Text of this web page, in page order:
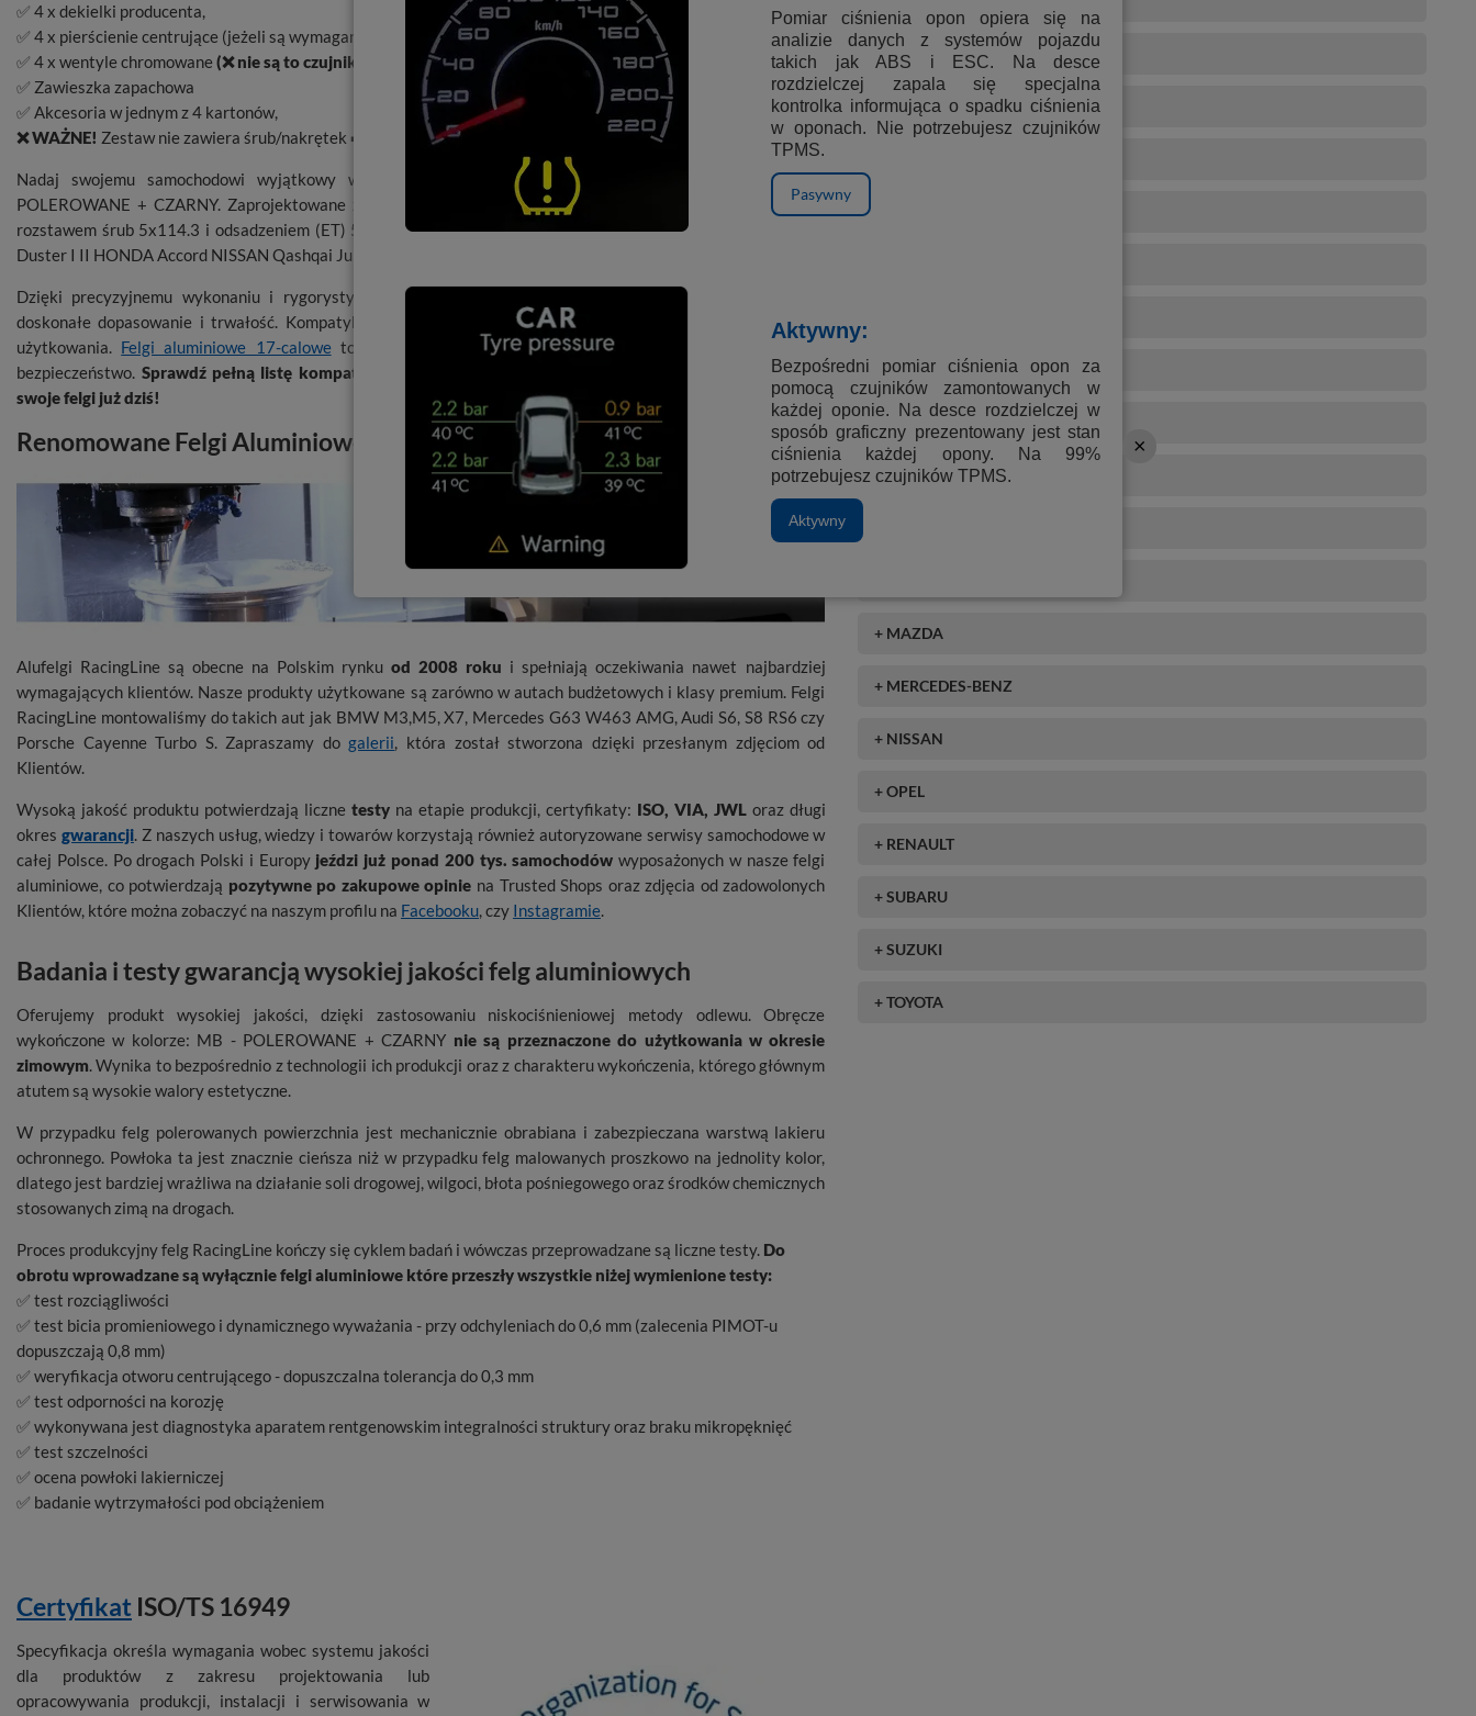
✅ 4 x dekielki producenta,
✅ 4 x pierścienie centrujące (jeżeli są wymagane),
✅ 4 x wentyle chromowane (❌ nie są to czujniki TPMS) ➡️czujniki TPMS
✅ Zawieszka zapachowa
✅ Akcesoria w jednym z 4 kartonów,
❌ WAŻNE! Zestaw nie zawiera śrub/nakrętek ➡️ akcesoria
Nadaj swojemu samochodowi wyjątkowy wygląd dzięki 17-calowym felgom B5409 w kolorze MB -
POLEROWANE + CZARNY. Zaprojektowane z myślą o perfekcyjnym dopasowaniu, felgi o szerokości 6.5", z
rozstawem śrub 5x114.3 i odsadzeniem (ET) 50 mm idealnie wkomponują się w takie modele jak m.in. DACIA
Duster I II HONDA Accord NISSAN Qashqai Juke Primastar.
Dzięki precyzyjnemu wykonaniu i rygorystycznym testom jakości, oferowane przez nas felgi zapewniają
doskonałe dopasowanie i trwałość. Kompatybilne z czujnikami TPMS, gwarantują bezpieczeństwo i wygodę
użytkowania. Felgi aluminiowe 17-caloweto idealny wybór dla kierowców ceniących sobie styl, jakość i
bezpieczeństwo. Sprawdź pełną listę kompatybilnych modeli w sekcji "Gwarancja dopasowania" i zamów
swoje felgi już dziś!
Renomowane Felgi Aluminiowe RacingLine
Alufelgi RacingLine są obecne na Polskim rynkuod 2008 roku i spełniają oczekiwania nawet najbardziej
wymagających klientów. Nasze produkty użytkowane są zarówno w autach budżetowych i klasy premium. Felgi
RacingLine montowaliśmy do takich aut jak BMW M3,M5, X7, Mercedes G63 W463 AMG, Audi S6, S8 RS6 czy
Porsche Cayenne Turbo S. Zapraszamy dogalerii, która został stworzona dzięki przesłanym zdjęciom od
Klientów.
Wysoką jakość produktu potwierdzają liczne testyna etapie produkcji, certyfikaty: ISO, VIA, JWLoraz długi
okres gwarancji. Z naszych usług, wiedzy i towarów korzystają również autoryzowane serwisy samochodowe w
całej Polsce. Po drogach Polski i Europy jeździ już ponad 200 tys. samochodów wyposażonych w nasze felgi
aluminiowe, co potwierdzają pozytywne po zakupowe opinie na Trusted Shops oraz zdjęcia od zadowolonych
Klientów, które można zobaczyć na naszym profilu na Facebooku, czy Instagramie.
Badania i testy gwarancją wysokiej jakości felg aluminiowych
Oferujemy produkt wysokiej jakości, dzięki zastosowaniu niskociśnieniowej metody odlewu. Obręcze
wykończone w kolorze: MB - POLEROWANE + CZARNY nie są przeznaczone do użytkowania w okresie
zimowym. Wynika to bezpośrednio z technologii ich produkcji oraz z charakteru wykończenia, którego głównym
atutem są wysokie walory estetyczne.
W przypadku felg polerowanych powierzchnia jest mechanicznie obrabiana i zabezpieczana warstwą lakieru
ochronnego. Powłoka ta jest znacznie cieńsza niż w przypadku felg malowanych proszkowo na jednolity kolor,
dlatego jest bardziej wrażliwa na działanie soli drogowej, wilgoci, błota pośniegowego oraz środków chemicznych
stosowanych zimą na drogach.
Proces produkcyjny felg RacingLine kończy się cyklem badań i wówczas przeprowadzane są liczne testy. Do
obrotu wprowadzane są wyłącznie felgi aluminiowe które przeszły wszystkie niżej wymienione testy:
✅ test rozciągliwości
✅ test bicia promieniowego i dynamicznego wyważania - przy odchyleniach do 0,6 mm (zalecenia PIMOT-u
dopuszczają 0,8 mm)
✅ weryfikacja otworu centrującego - dopuszczalna tolerancja do 0,3 mm
✅ test odporności na korozję
✅ wykonywana jest diagnostyka aparatem rentgenowskim integralności struktury oraz braku mikropęknięć
✅ test szczelności
✅ ocena powłoki lakierniczej
✅ badanie wytrzymałości pod obciążeniem
Certyfikat ISO/TS 16949
Specyfikacja określa wymagania wobec systemu jakości
dla produktów z zakresu projektowania lub
opracowywania produkcji, instalacji i serwisowania w
+ DAEWOO
+ FIAT
+ HONDA
+ INFINITI
+ LADA
+ MAZDA
+ MERCEDES-BENZ
+ NISSAN
+ OPEL
+ RENAULT
+ SUBARU
+ SUZUKI
+ TOYOTA
Pomiar ciśnienia opon opiera się na
analizie danych z systemów pojazdu
takich jak ABS i ESC. Na desce
rozdzielczej zapala się specjalna
kontrolka informująca o spadku ciśnienia
w oponach. Nie potrzebujesz czujników
TPMS.
Pasywny
Aktywny:
Bezpośredni pomiar ciśnienia opon za
pomocą czujników zamontowanych w
każdej oponie. Na desce rozdzielczej w
sposób graficzny prezentowany jest stan
ciśnienia każdej opony. Na 99%
potrzebujesz czujników TPMS.
Aktywny